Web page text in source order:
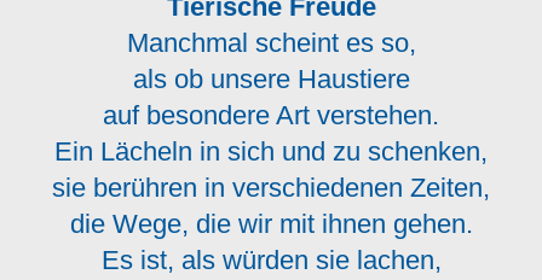
Tierische Freude
Manchmal scheint es so,
als ob unsere Haustiere
auf besondere Art verstehen.
Ein Lächeln in sich und zu schenken,
sie berühren in verschiedenen Zeiten,
die Wege, die wir mit ihnen gehen.
Es ist, als würden sie lachen,